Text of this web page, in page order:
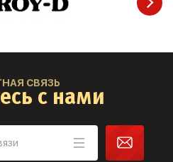
СВЯЗЬ
с нами